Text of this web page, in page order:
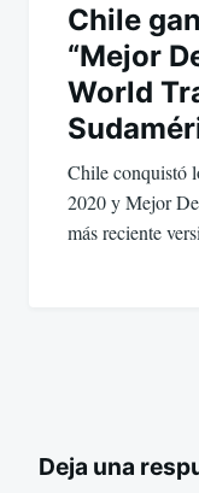
Chile
“Mejor
World
Chile conquistó
2020 y Mejor
más reciente
Deja una